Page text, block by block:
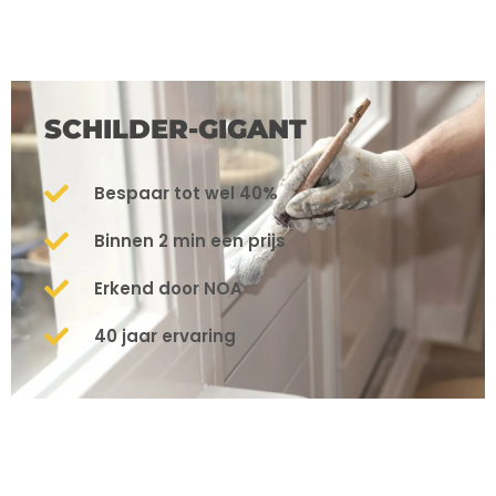
SCHILDER-GIGANT
Bespaar tot wel 40%
Binnen 2 min een prijs
Erkend door NOA
40 jaar ervaring